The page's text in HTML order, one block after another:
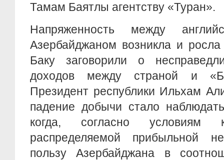
Тамам Баятлы агентству «Туран».
Напряженность между
Азербайджаном возникла и
Баку заговорили о
доходов между страной и
Президент республики Ильхам
падение добычи стало
когда, согласно условиям
распределяемой прибыльной
пользу Азербайджана в